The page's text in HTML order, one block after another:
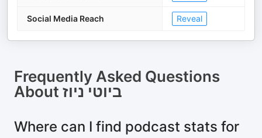
Social Media Reach Reveal
Frequently Asked Questions
About ביוטי ניוז
Where can I find podcast stats for